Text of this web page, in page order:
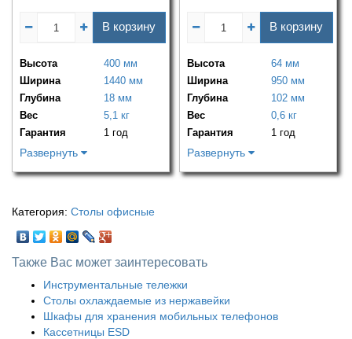
В корзину
Высота
400 мм
Ширина
1440 мм
Глубина
18 мм
Вес
5,1 кг
Гарантия
1 год
Развернуть
В корзину
Высота
64 мм
Ширина
950 мм
Глубина
102 мм
Вес
0,6 кг
Гарантия
1 год
Развернуть
Категория: Столы офисные
Также Вас может заинтересовать
Инструментальные тележки
Столы охлаждаемые из нержавейки
Шкафы для хранения мобильных телефонов
Кассетницы ESD